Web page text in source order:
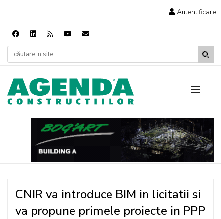
Autentificare
CNIR va introduce BIM in licitatii si
va propune primele proiecte in PPP